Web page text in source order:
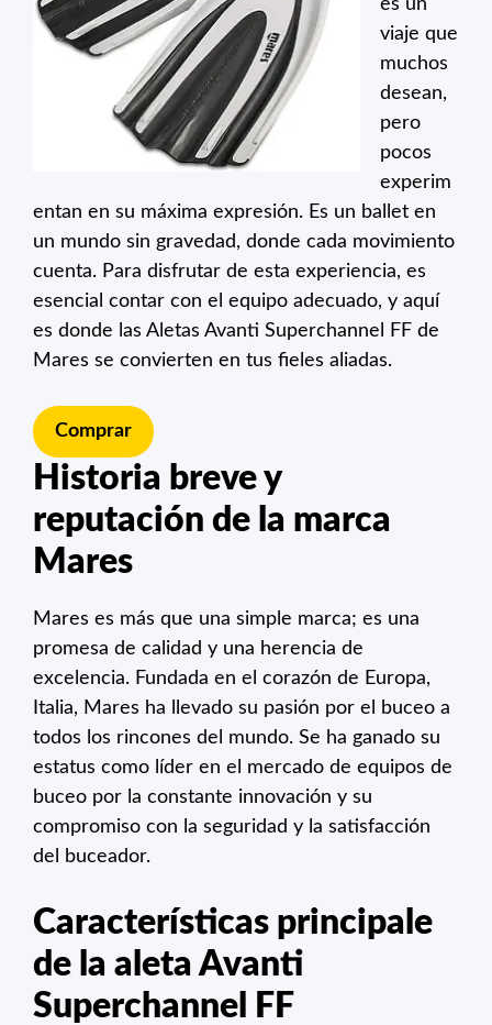
viaje que
muchos
desean,
pero
pocos
experim
entan en su máxima expresión. Es un ballet en
un mundo sin gravedad, donde cada movimiento
cuenta. Para disfrutar de esta experiencia, es
esencial contar con el equipo adecuado, y aquí
es donde las Aletas Avanti Superchannel FF de
Mares se convierten en tus fieles aliadas.
Comprar
Historia breve y
reputación de la marca
Mares
Mares es más que una simple marca; es una
promesa de calidad y una herencia de
excelencia. Fundada en el corazón de Europa,
Italia, Mares ha llevado su pasión por el buceo a
todos los rincones del mundo. Se ha ganado su
estatus como líder en el mercado de equipos de
buceo por la constante innovación y su
compromiso con la seguridad y la satisfacción
del buceador.
Características principale
de la aleta Avanti
Superchannel FF